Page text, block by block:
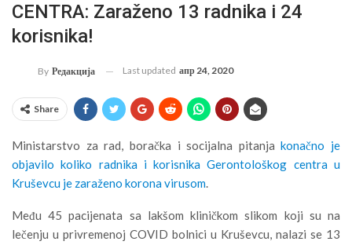
CENTRA: Zaraženo 13 radnika i 24
korisnika!
By Редакција Last updated апр 24, 2020
Share
Ministarstvo za rad, boračka i socijalna pitanjakonačno je
objavilo koliko radnika i korisnika Gerontološkog centra u
Kruševcu je zaraženo korona virusom.
Među 45 pacijenata sa lakšom kliničkom slikom koji su na
lečenju u privremenoj COVID bolnici u Kruševcu, nalazi se 13